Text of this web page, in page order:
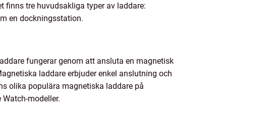
finns tre huvudsakliga typer av laddare:
en dockningsstation.
fungerar genom att ansluta en magnetisk
laddare erbjuder enkel anslutning och
olika populära magnetiska laddare på
modeller.